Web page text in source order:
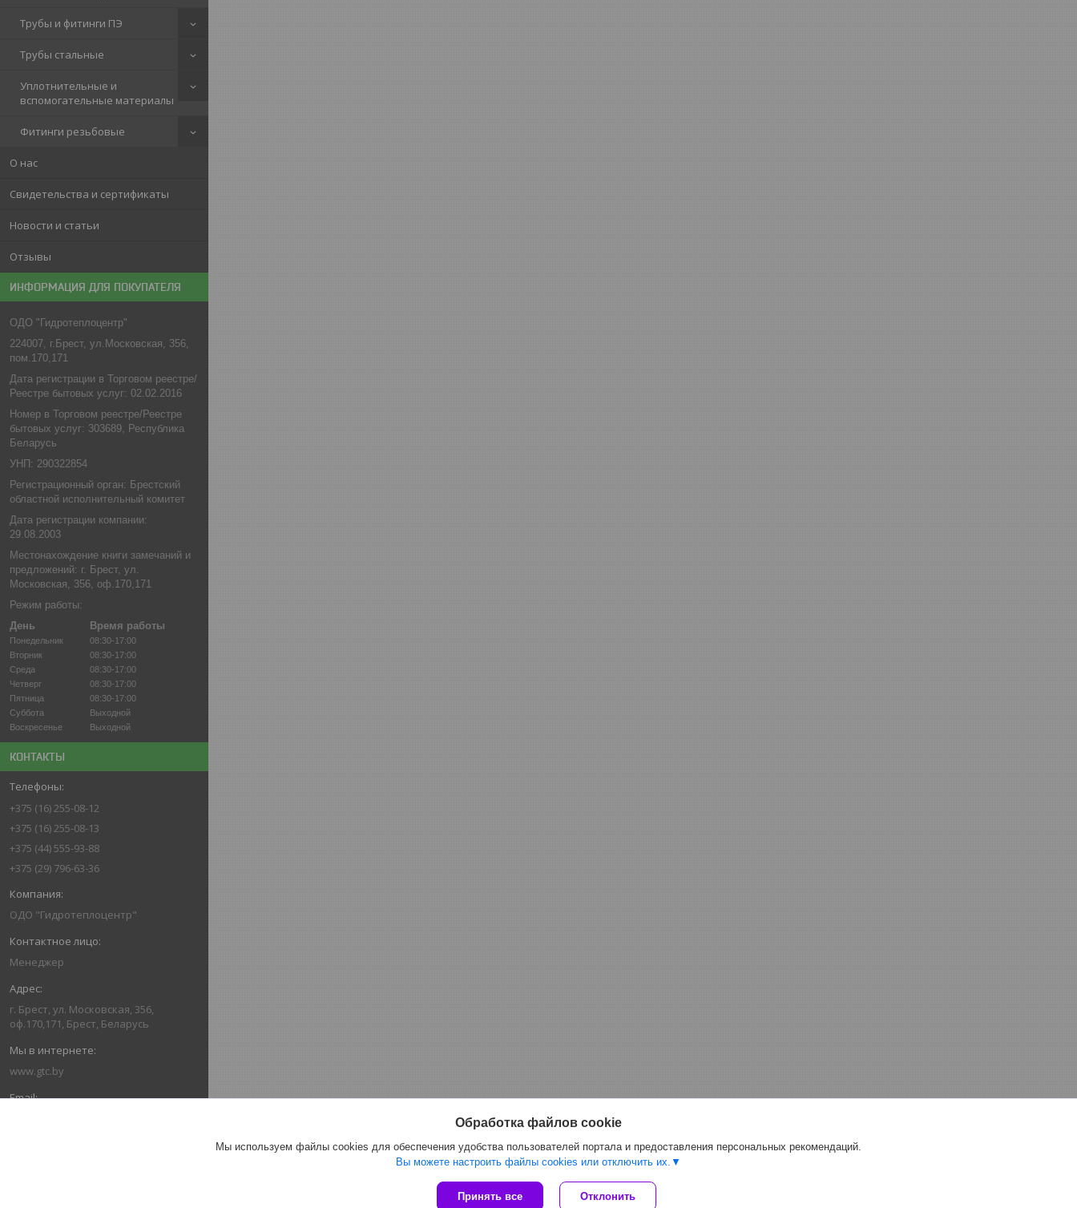
Трубы и фитинги ПЭ
Трубы стальные
Уплотнительные и
вспомогательные материалы
Фитинги резьбовые
О нас
Свидетельства и сертификаты
Новости и статьи
Отзывы
ИНФОРМАЦИЯ ДЛЯ ПОКУПАТЕЛЯ
ОДО "Гидротеплоцентр"
224007, г.Брест, ул.Московская, 356,
пом.170,171
Дата регистрации в Торговом реестре/
Реестре бытовых услуг: 02.02.2016
Номер в Торговом реестре/Реестре
бытовых услуг: 303689, Республика
Беларусь
УНП: 290322854
Регистрационный орган: Брестский
областной исполнительный комитет
Дата регистрации компании:
29.08.2003
Местонахождение книги замечаний и
предложений: г. Брест, ул.
Московская, 356, оф.170,171
Режим работы:
День
Время работы
Понедельник
08:30-17:00
Вторник
08:30-17:00
Среда
08:30-17:00
Четверг
08:30-17:00
Пятница
08:30-17:00
Суббота
Выходной
Воскресенье
Выходной
КОНТАКТЫ
+375 (16) 255-08-12
+375 (16) 255-08-13
+375 (44) 555-93-88
+375 (29) 796-63-36
ОДО "Гидротеплоцентр"
Менеджер
г. Брест, ул. Московская, 356,
оф.170,171, Брест, Беларусь
www.gtc.by
Сайт создан на платформе Deal.by
Обработка файлов cookie
Мы используем файлы cookies для обеспечения удобства пользователей портала и предоставления персональных рекомендаций.
Вы можете настроить файлы cookies или отключить их.
Принять все Отклонить